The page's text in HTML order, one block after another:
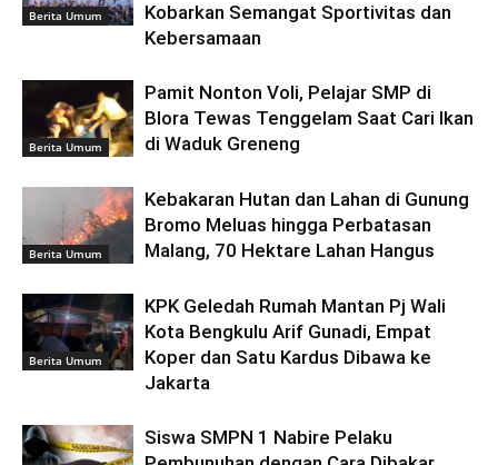
Berita Umum
Kobarkan Semangat Sportivitas dan
Kebersamaan
Berita Umum
Pamit Nonton Voli, Pelajar SMP di
Blora Tewas Tenggelam Saat Cari Ikan
di Waduk Greneng
Berita Umum
Kebakaran Hutan dan Lahan di Gunung
Bromo Meluas hingga Perbatasan
Malang, 70 Hektare Lahan Hangus
Berita Umum
KPK Geledah Rumah Mantan Pj Wali
Kota Bengkulu Arif Gunadi, Empat
Koper dan Satu Kardus Dibawa ke
Jakarta
Siswa SMPN 1 Nabire Pelaku